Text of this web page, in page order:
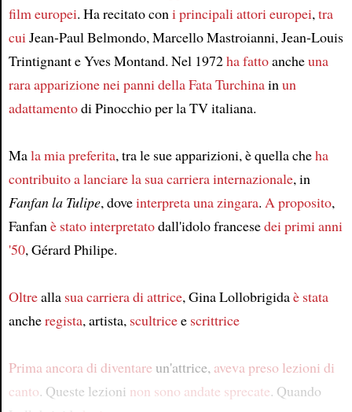
film europei. Ha recitato coni principali attori europei,tra
cuiJean-Paul Belmondo, Marcello Mastroianni, Jean-Louis
Trintignant e Yves Montand. Nel 1972ha fattoancheuna
rara apparizionenei panni della Fata Turchinainun
adattamentodi Pinocchio per la TV italiana.
Mala mia preferita, tra le sue apparizioni, è quella cheha
contribuito a lanciarela sua carriera internazionale, in
Fanfan la Tulipe, doveinterpreta una zingara. A proposito,
Fanfanè stato interpretatodall'idolo francesedei primi anni
'50, Gérard Philipe.
Oltrealla sua carriera di attrice, Gina Lollobrigidaè stata
ancheregista, artista, scultricee scrittrice
Prima ancora di diventare un'attrice, aveva preso lezioni di
canto. Queste lezioni non sono andate sprecate. Quando